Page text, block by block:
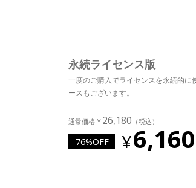
永続ライセンス版
一度のご購入でライセンスを永続的
ースもございます。
26,180
76%OFF 6,160